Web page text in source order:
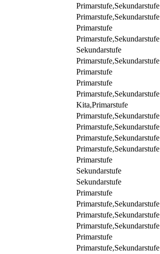
Primarstufe,Sekundarstufe
Primarstufe,Sekundarstufe
Primarstufe
Primarstufe,Sekundarstufe
Sekundarstufe
Primarstufe,Sekundarstufe
Primarstufe
Primarstufe
Primarstufe,Sekundarstufe
Kita,Primarstufe
Primarstufe,Sekundarstufe
Primarstufe,Sekundarstufe
Primarstufe,Sekundarstufe
Primarstufe,Sekundarstufe
Primarstufe
Sekundarstufe
Sekundarstufe
Primarstufe
Primarstufe,Sekundarstufe
Primarstufe,Sekundarstufe
Primarstufe,Sekundarstufe
Primarstufe
Primarstufe,Sekundarstufe